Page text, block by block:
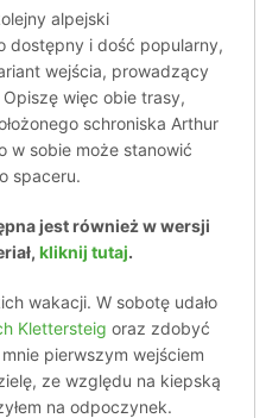
alpejski
dostępny i dość popularny,
wejścia, prowadzący
więc obie trasy,
schroniska Arthur
w sobie może stanowić
spaceru.
jest również w wersji
kliknij tutaj.
wakacji. W sobotę udało
Klettersteig oraz zdobyć
pierwszym wejściem
ze względu na kiepską
na odpoczynek.